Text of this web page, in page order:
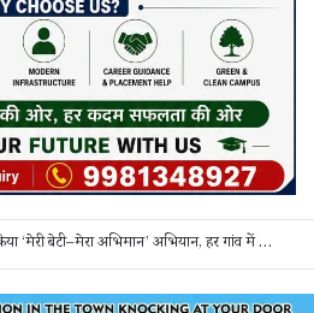
मुख्यमंत्री विष्णुदेव साय ने शुरू किया ‘मेरी बेटी–मेरा अभिमान’ अभियान, हर गांव में मुक्तिधाम और हर स्कूल में बालिका शौचालय